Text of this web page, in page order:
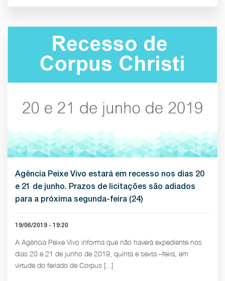
Agência Peixe Vivo estará em recesso nos dias 20
e 21 de junho. Prazos de licitações são adiados
para a próxima segunda-feira (24)
19/06/2019 - 19:20
A Agência Peixe Vivo informa que não haverá expediente nos
dias 20 e 21 de junho de 2019, quinta e sexta –feira, em
virtude do feriado de Corpus [...]